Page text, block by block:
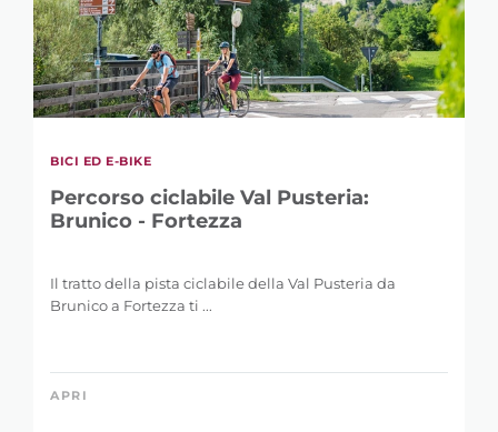
BICI ED E-BIKE
Percorso ciclabile Val Pusteria:
Brunico - Fortezza
Il tratto della pista ciclabile della Val Pusteria da
Brunico a Fortezza ti ...
APRI